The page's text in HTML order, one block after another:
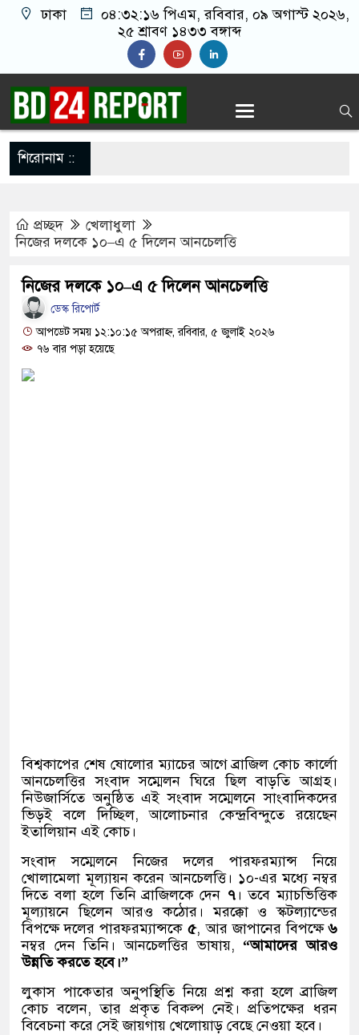
ঢাকা ০৪:৩২:১৬ পিএম, রবিবার, ০৯ অগাস্ট ২০২৬,
২৫ শ্রাবণ ১৪৩৩ বঙ্গাব্দ
শিরোনাম ::
প্রচ্ছদ
খেলাধুলা
নিজের দলকে ১০–এ ৫ দিলেন আনচেলত্তি
নিজের দলকে ১০–এ ৫ দিলেন আনচেলত্তি
ডেস্ক রিপোর্ট
আপডেট সময় ১২:১০:১৫ অপরাহ্ন, রবিবার, ৫ জুলাই ২০২৬
৭৬ বার পড়া হয়েছে
বিশ্বকাপের শেষ ষোলোর ম্যাচের আগে ব্রাজিল কোচ কার্লো
আনচেলত্তির সংবাদ সম্মেলন ঘিরে ছিল বাড়তি আগ্রহ।
নিউজার্সিতে অনুষ্ঠিত এই সংবাদ সম্মেলনে সাংবাদিকদের
ভিড়ই বলে দিচ্ছিল, আলোচনার কেন্দ্রবিন্দুতে রয়েছেন
ইতালিয়ান এই কোচ।
সংবাদ সম্মেলনে নিজের দলের পারফরম্যান্স নিয়ে
খোলামেলা মূল্যায়ন করেন আনচেলত্তি। ১০-এর মধ্যে নম্বর
দিতে বলা হলে তিনি ব্রাজিলকে দেন ৭। তবে ম্যাচভিত্তিক
মূল্যায়নে ছিলেন আরও কঠোর। মরক্কো ও স্কটল্যান্ডের
বিপক্ষে দলের পারফরম্যান্সকে৫, আর জাপানের বিপক্ষে৬
নম্বর দেন তিনি। আনচেলত্তির ভাষায়, “আমাদের আরও
উন্নতি করতে হবে।”
লুকাস পাকেতার অনুপস্থিতি নিয়ে প্রশ্ন করা হলে ব্রাজিল
কোচ বলেন, তার প্রকৃত বিকল্প নেই। প্রতিপক্ষের ধরন
বিবেচনা করে সেই জায়গায় খেলোয়াড় বেছে নেওয়া হবে।